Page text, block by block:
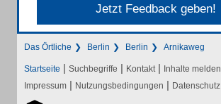
Jetzt Feedback geben!
Das Örtliche Berlin Berlin Arnikaweg
Startseite | Suchbegriffe | Kontakt | Inhalte melden
Impressum | Nutzungsbedingungen | Datenschutz